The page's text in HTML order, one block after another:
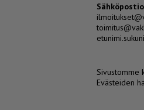
Sivustomme
Evästeiden